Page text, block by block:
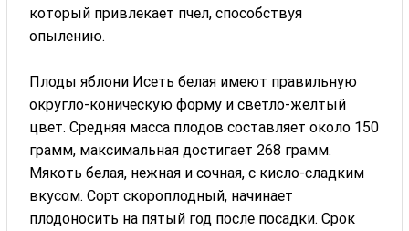
который привлекает пчел, способствуя
опылению.
Плоды яблони Исеть белая имеют правильную
округло-коническую форму и светло-желтый
цвет. Средняя масса плодов составляет около 150
грамм, максимальная достигает 268 грамм.
Мякоть белая, нежная и сочная, с кисло-сладким
вкусом. Сорт скороплодный, начинает
плодоносить на пятый год после посадки. Срок